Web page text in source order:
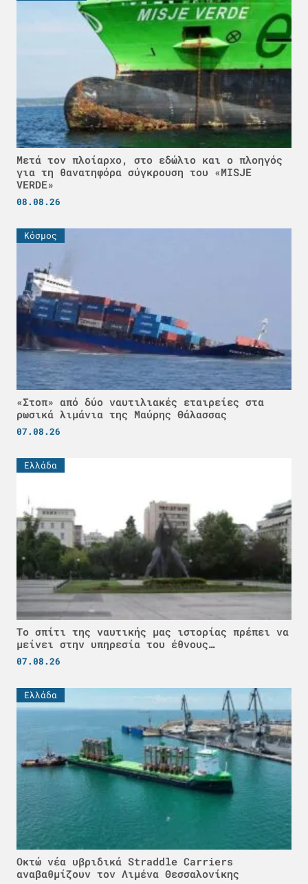
Μετά τον πλοίαρχο, στο εδώλιο και ο πλοηγός
για τη θανατηφόρα σύγκρουση του «MISJE
VERDE»
08.08.26
Κόσμος
«Στοπ» από δύο ναυτιλιακές εταιρείες στα
ρωσικά λιμάνια της Μαύρης Θάλασσας
07.08.26
Ελλάδα
Το σπίτι της ναυτικής μας ιστορίας πρέπει να
μείνει στην υπηρεσία του έθνους…
07.08.26
Ελλάδα
Οκτώ νέα υβριδικά Straddle Carriers
αναβαθμίζουν τον Λιμένα Θεσσαλονίκης